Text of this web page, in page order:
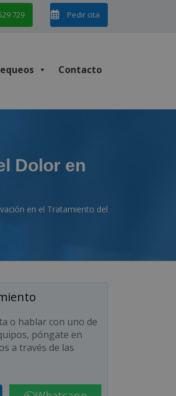
729 Pedir cita
Contacto
Dolor en
en el Tratamiento del
o hablar con uno de
póngate en
a través de las